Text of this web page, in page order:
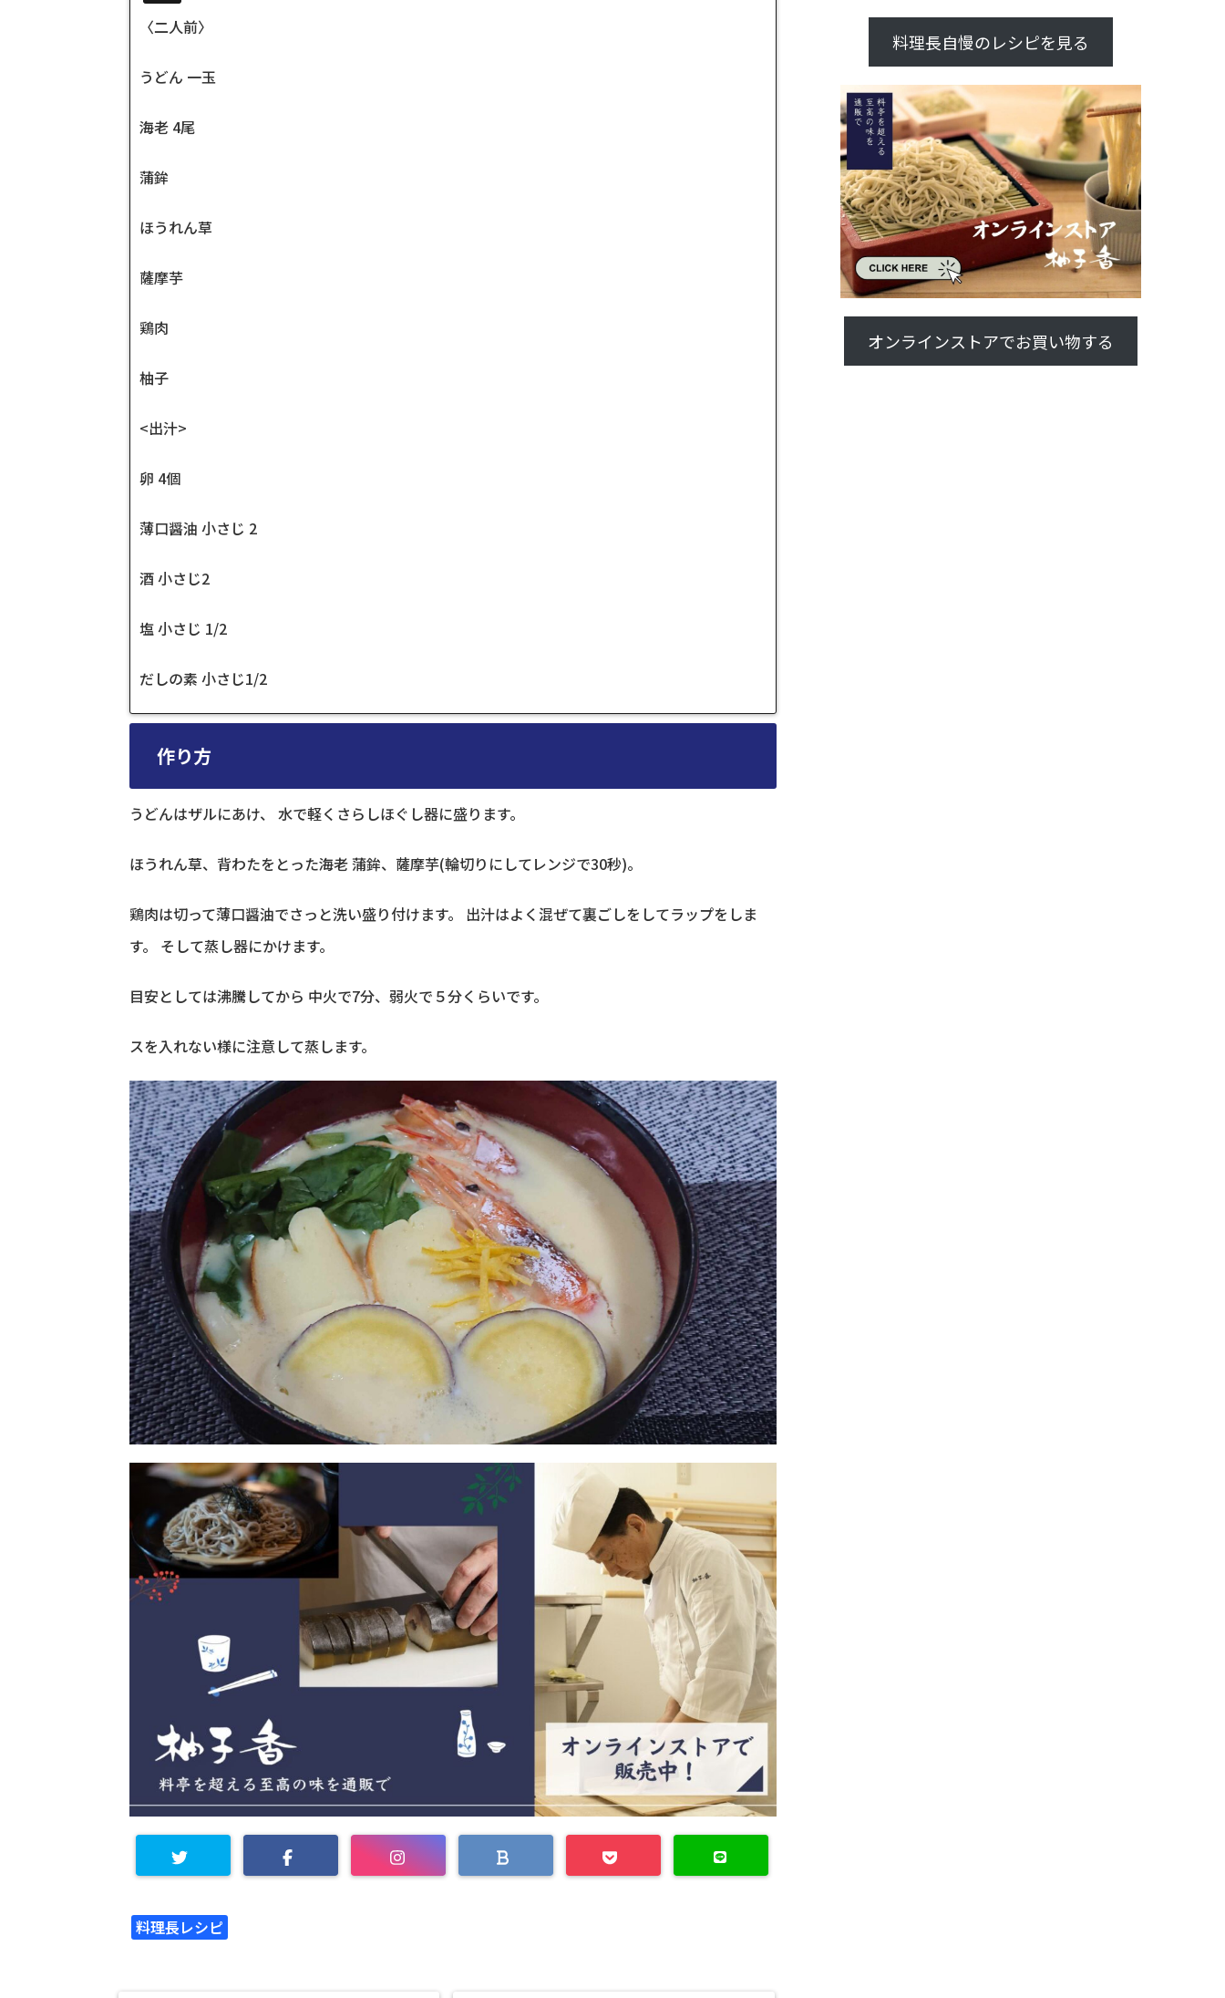
〈二人前〉
うどん 一玉
海老 4尾
蒲鉾
ほうれん草
薩摩芋
鶏肉
柚子
<出汁>
卵 4個
薄口醤油 小さじ 2
酒 小さじ2
塩 小さじ 1/2
だしの素 小さじ1/2
作り方
うどんはザルにあけ、 水で軽くさらしほぐし器に盛ります。
ほうれん草、背わたをとった海老 蒲鉾、薩摩芋(輪切りにしてレンジで30秒)。
鶏肉は切って薄口醤油でさっと洗い盛り付けます。 出汁はよく混ぜて裏ごしをしてラップをしま
す。 そして蒸し器にかけます。
目安としては沸騰してから 中火で7分、弱火で５分くらいです。
スを入れない様に注意して蒸します。
料理長レシピ
料理長自慢のレシピを見る
オンラインストアでお買い物する